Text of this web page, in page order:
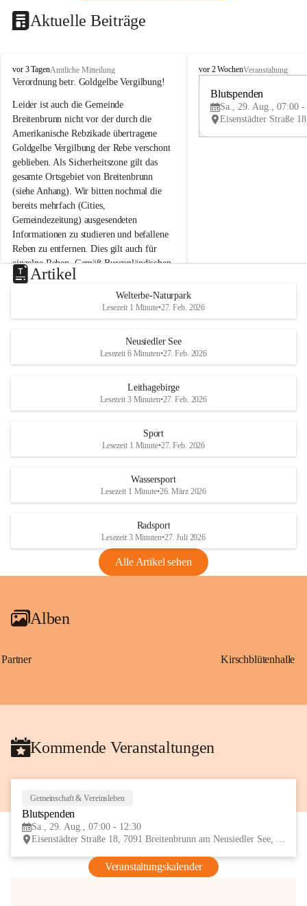
Aktuelle Beiträge
B
r
i
t
e
n
b
r
u
n
n
a
m
N
e
u
s
d
S
vor 3 TagenAmtliche Mitteilung
Verordnung betr. Goldgelbe Vergilbung!
Leider ist auch die Gemeinde
Breitenbrunn nicht vor der durch die
Amerikanische Rebzikade übertragene
Goldgelbe Vergilbung der Rebe verschont
geblieben. Als Sicherheitszone gilt das
gesamte Ortsgebiet von Breitenbrunn
(siehe Anhang). Wir bitten nochmal die
bereits mehrfach (Cities,
Gemeindezeitung) ausgesendeten
Informationen zu studieren und befallene
Reben zu entfernen. Dies gilt auch für
einzelne Reben. Gemäß Burgenländischen
Weinbaugesetz sind nicht gepflegte oder
unzulässige Weingärten zu roden! Bitte
helfen wir zusammen um unsere Winzer
vor den prognostizierten Ernteausfällen
und den daraus folgenden wirtschaftlichen
Maßnahmen zur Bekämpfung
Rebe und der Amerikanischen
Anhang VBl. EU Nr. 18
1 Seite•1,4 MB
VBl. EU Nr. 18_2026
B
e
u
e
d
r
S
vor 2 WochenVeranstaltung
Blutspenden
Sa., 29. Aug., 07:00 -
Artikel
Welterbe-Naturpark
Lesezeit 1 Minute•27. Feb. 2026
Neusiedler See
Lesezeit 6 Minuten•27. Feb. 2026
Leithagebirge
Lesezeit 3 Minuten•27. Feb. 2026
Sport
Lesezeit 1 Minute•27. Feb. 2026
Wassersport
Lesezeit 1 Minute•26. März 2026
Radsport
Lesezeit 3 Minuten•27. Juli 2026
Alle Artikel sehen
Alben
Partner Kirschblütenhalle
Kommende Veranstaltungen
Gemeinschaft & Vereinsleben
Blutspenden
Sa., 29. Aug., 07:00 - 12:30
Eisenstädter Straße 18, 7091 Breitenbrunn am Neusiedler See, AUT
Veranstaltungskalender